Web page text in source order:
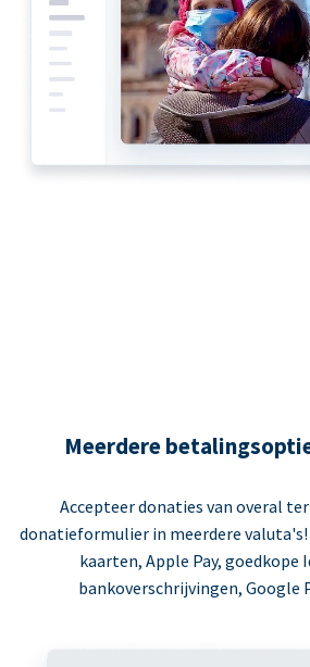
Meerdere
Accepteer donaties van overal
donatieformulier in meerdere
kaarten, Apple Pay, goedkope
bankoverschrijvingen, Google